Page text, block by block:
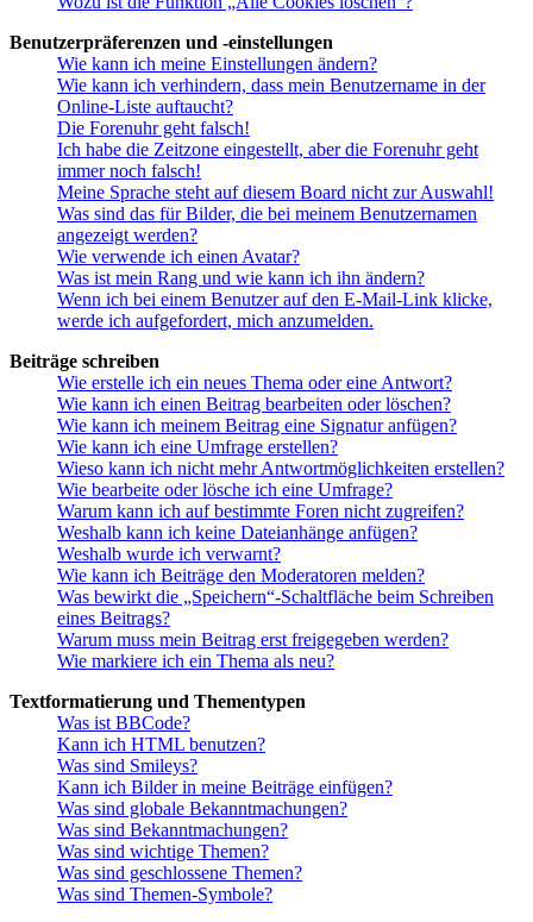
Benutzerpräferenzen und -einstellungen
Wie kann ich meine Einstellungen ändern?
Wie kann ich verhindern, dass mein Benutzername in der
Online-Liste auftaucht?
Die Forenuhr geht falsch!
Ich habe die Zeitzone eingestellt, aber die Forenuhr geht
immer noch falsch!
Meine Sprache steht auf diesem Board nicht zur Auswahl!
Was sind das für Bilder, die bei meinem Benutzernamen
angezeigt werden?
Wie verwende ich einen Avatar?
Was ist mein Rang und wie kann ich ihn ändern?
Wenn ich bei einem Benutzer auf den E-Mail-Link klicke,
werde ich aufgefordert, mich anzumelden.
Beiträge schreiben
Wie erstelle ich ein neues Thema oder eine Antwort?
Wie kann ich einen Beitrag bearbeiten oder löschen?
Wie kann ich meinem Beitrag eine Signatur anfügen?
Wie kann ich eine Umfrage erstellen?
Wieso kann ich nicht mehr Antwortmöglichkeiten erstellen?
Wie bearbeite oder lösche ich eine Umfrage?
Warum kann ich auf bestimmte Foren nicht zugreifen?
Weshalb kann ich keine Dateianhänge anfügen?
Weshalb wurde ich verwarnt?
Wie kann ich Beiträge den Moderatoren melden?
Was bewirkt die „Speichern“-Schaltfläche beim Schreiben
eines Beitrags?
Warum muss mein Beitrag erst freigegeben werden?
Wie markiere ich ein Thema als neu?
Textformatierung und Thementypen
Was ist BBCode?
Kann ich HTML benutzen?
Was sind Smileys?
Kann ich Bilder in meine Beiträge einfügen?
Was sind globale Bekanntmachungen?
Was sind Bekanntmachungen?
Was sind wichtige Themen?
Was sind geschlossene Themen?
Was sind Themen-Symbole?